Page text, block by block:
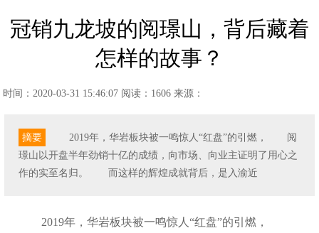
冠销九龙坡的阅璟山，背后藏着
怎样的故事？
时间：2020-03-31 15:46:07 阅读：1606 来源：
摘要
2019年，华岩板块被一鸣惊人“红盘”的引燃， 阅
璟山以开盘半年劲销十亿的成绩，向市场、向业主证明了用心之
作的实至名归。 而这样的辉煌成就背后，是入渝近
2019年，华岩板块被一鸣惊人“红盘”的引燃，